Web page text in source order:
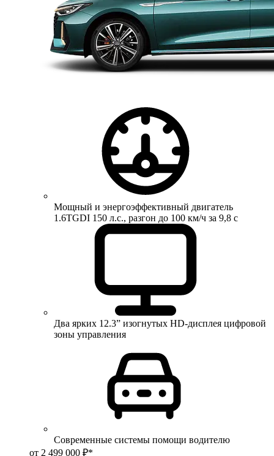
Мощный и энергоэффективный двигатель
1.6TGDI 150 л.с., разгон до 100 км/ч за 9,8 с
Два ярких 12.3” изогнутых HD-дисплея цифровой
зоны управления
Современные системы помощи водителю
от 2 499 000 ₽*